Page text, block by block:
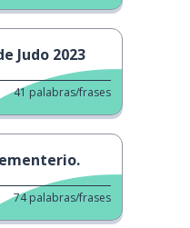
Judo 2023
41 palabras/frases
74 palabras/frases